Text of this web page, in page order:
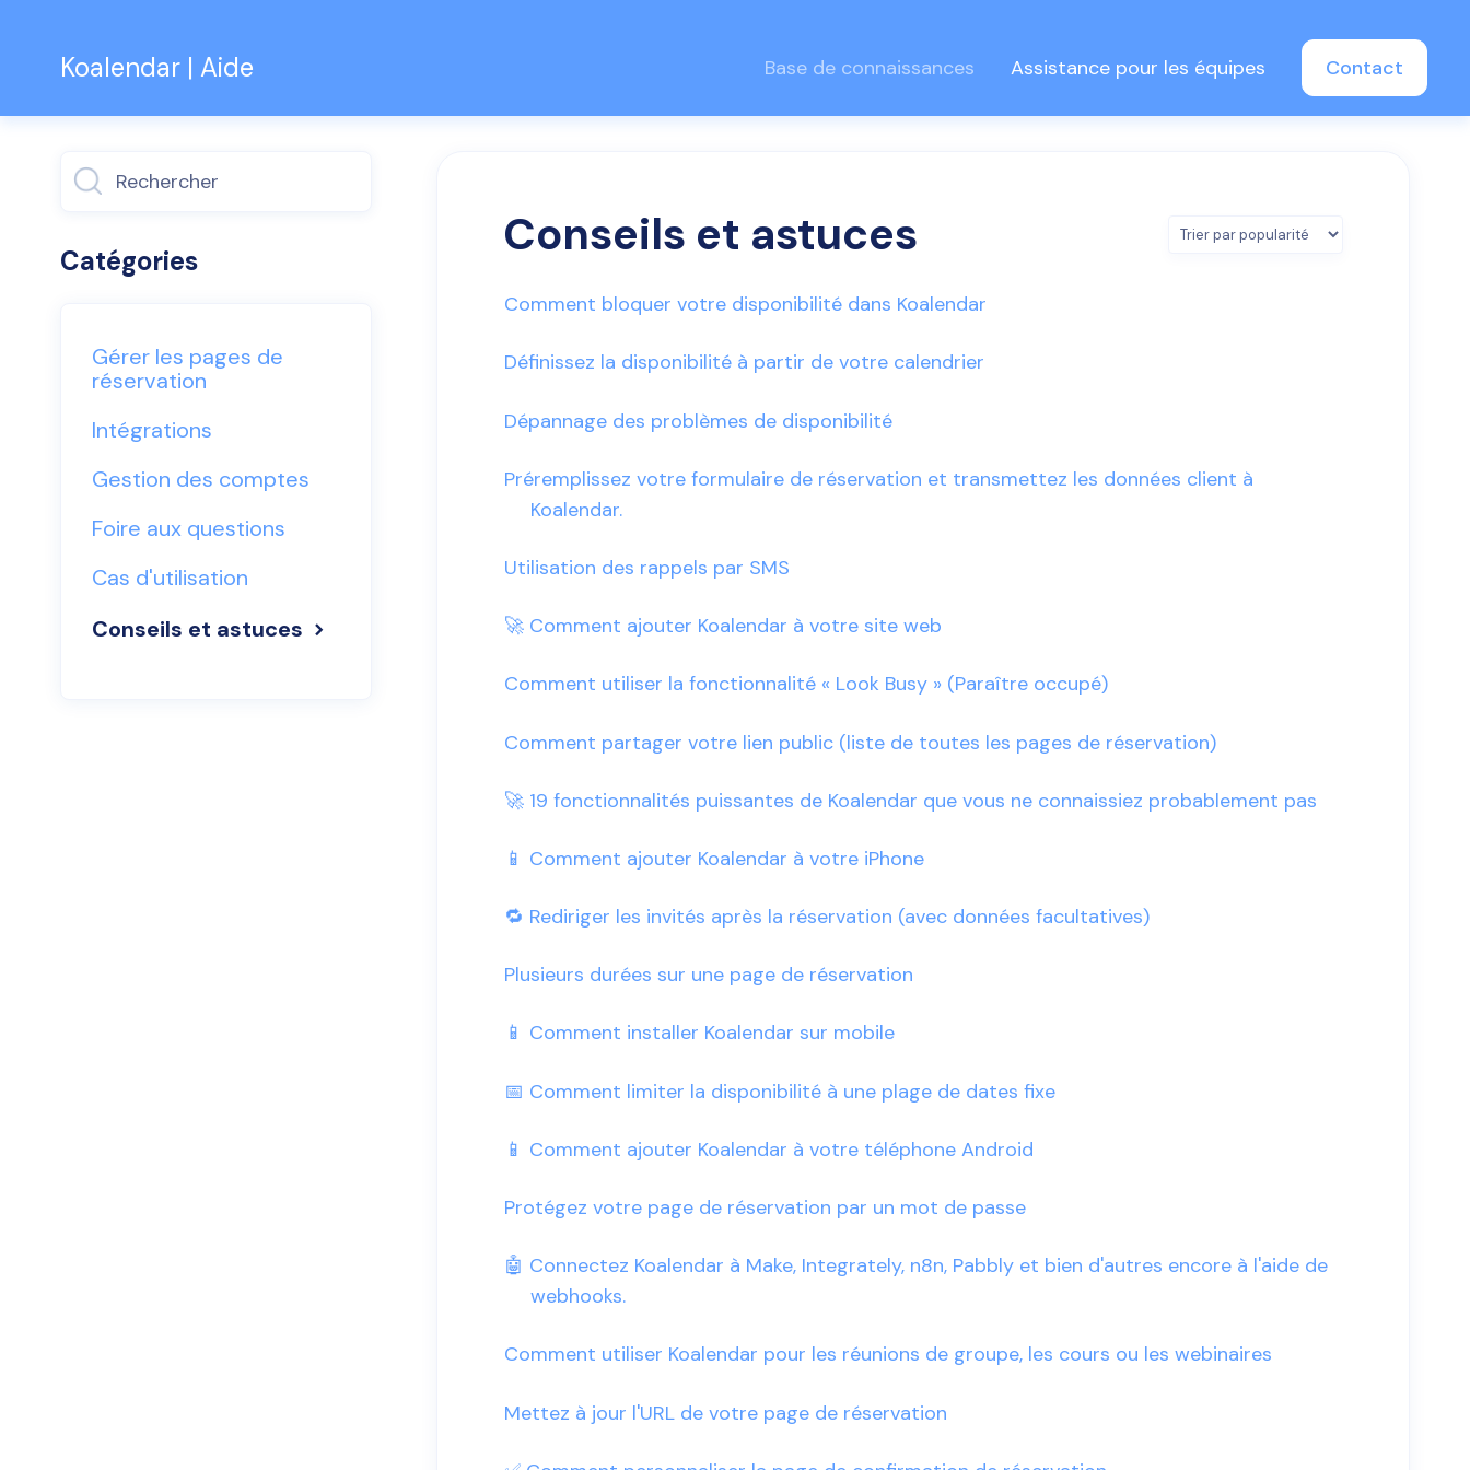
Koalendar | Aide Base de connaissances Assistance pour les équipes Contact
Conseils et astuces
Comment bloquer votre disponibilité dans Koalendar
Définissez la disponibilité à partir de votre calendrier
Dépannage des problèmes de disponibilité
Préremplissez votre formulaire de réservation et transmettez les données client à
Koalendar.
Utilisation des rappels par SMS
🚀 Comment ajouter Koalendar à votre site web
Comment utiliser la fonctionnalité « Look Busy » (Paraître occupé)
Comment partager votre lien public (liste de toutes les pages de réservation)
🚀 19 fonctionnalités puissantes de Koalendar que vous ne connaissiez probablement pas
📱 Comment ajouter Koalendar à votre iPhone
🔁 Rediriger les invités après la réservation (avec données facultatives)
Plusieurs durées sur une page de réservation
📱 Comment installer Koalendar sur mobile
📅 Comment limiter la disponibilité à une plage de dates fixe
📱 Comment ajouter Koalendar à votre téléphone Android
Protégez votre page de réservation par un mot de passe
🤖 Connectez Koalendar à Make, Integrately, n8n, Pabbly et bien d'autres encore à l'aide de
webhooks.
Comment utiliser Koalendar pour les réunions de groupe, les cours ou les webinaires
Mettez à jour l'URL de votre page de réservation
Catégories
Gérer les pages de
réservation
Intégrations
Gestion des comptes
Foire aux questions
Cas d'utilisation
Conseils et astuces